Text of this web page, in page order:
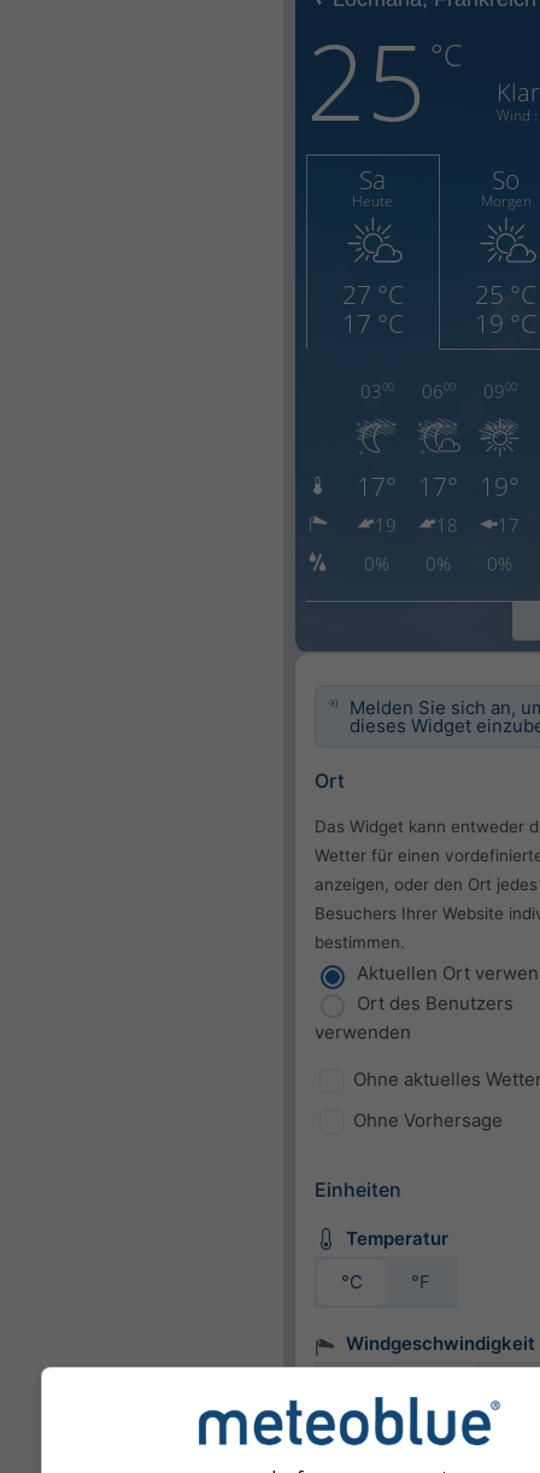
Melden Sie sich an,
dieses Widget
Ort
Das Widget kann entweder
Wetter für einen
anzeigen, oder den Ort jedes
Besuchers Ihrer Website
bestimmen.
Aktuellen Ort
Ort des Benutzers
verwenden
Ohne aktuelles
Ohne Vorhersage
Einheiten
Temperatur
°C
°F
Windgeschwindigkeit
mph kn